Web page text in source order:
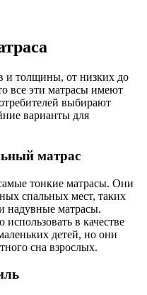
и толщины, от низких до
все эти матрасы имеют
выбирают
варианты для
матрас
тонкие матрасы. Они
спальных мест, таких
надувные матрасы.
в качестве
детей, но они
сна взрослых.